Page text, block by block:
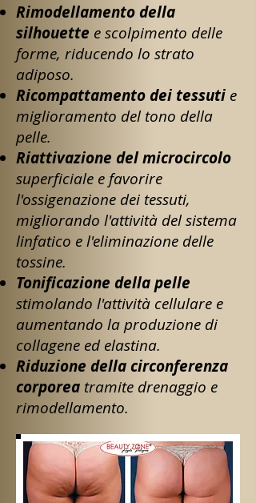
Rimodellamento della
silhouette e scolpimento delle
forme, riducendo lo strato
adiposo.
Ricompattamento dei tessuti e
miglioramento del tono della
pelle.
Riattivazione del microcircolo
superficiale e favorire
l'ossigenazione dei tessuti,
migliorando l'attività del sistema
linfatico e l'eliminazione delle
tossine.
Tonificazione della pelle
stimolando l'attività cellulare e
aumentando la produzione di
collagene ed elastina.
Riduzione della circonferenza
corporea tramite drenaggio e
rimodellamento.